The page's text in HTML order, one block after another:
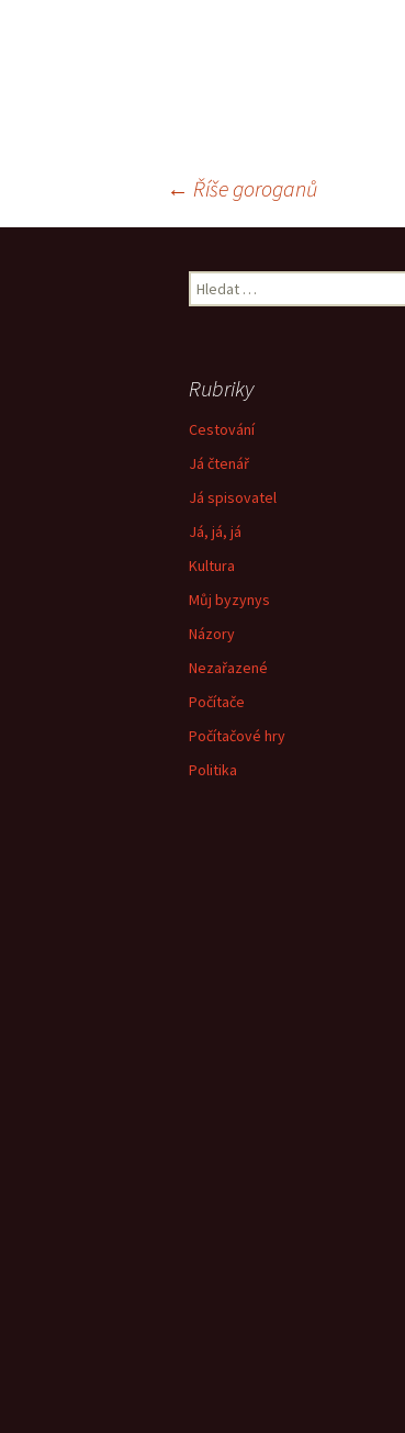
Navigace
← Říše goroganů
Vyhledávání
Rubriky
Cestování
Já čtenář
Já spisovatel
Já, já, já
Kultura
Můj byzynys
Názory
Nezařazené
Počítače
Počítačové hry
Politika